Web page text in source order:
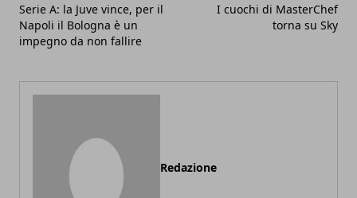
Serie A: la Juve vince, per il
Napoli il Bologna è un
impegno da non fallire
I cuochi di MasterChef
torna su Sky
Redazione